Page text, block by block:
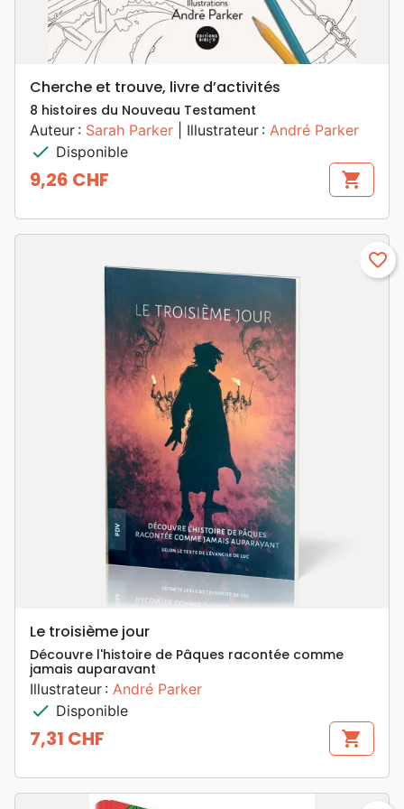
Cherche et trouve, livre d’activités
8 histoires du Nouveau Testament
Auteur : Sarah Parker | Illustrateur : André Parker
check Disponible
Prix
9,26 CHF shopping_cart
favorite_border
Le troisième jour
Découvre l'histoire de Pâques racontée comme
jamais auparavant
Illustrateur : André Parker
check Disponible
Prix
7,31 CHF shopping_cart